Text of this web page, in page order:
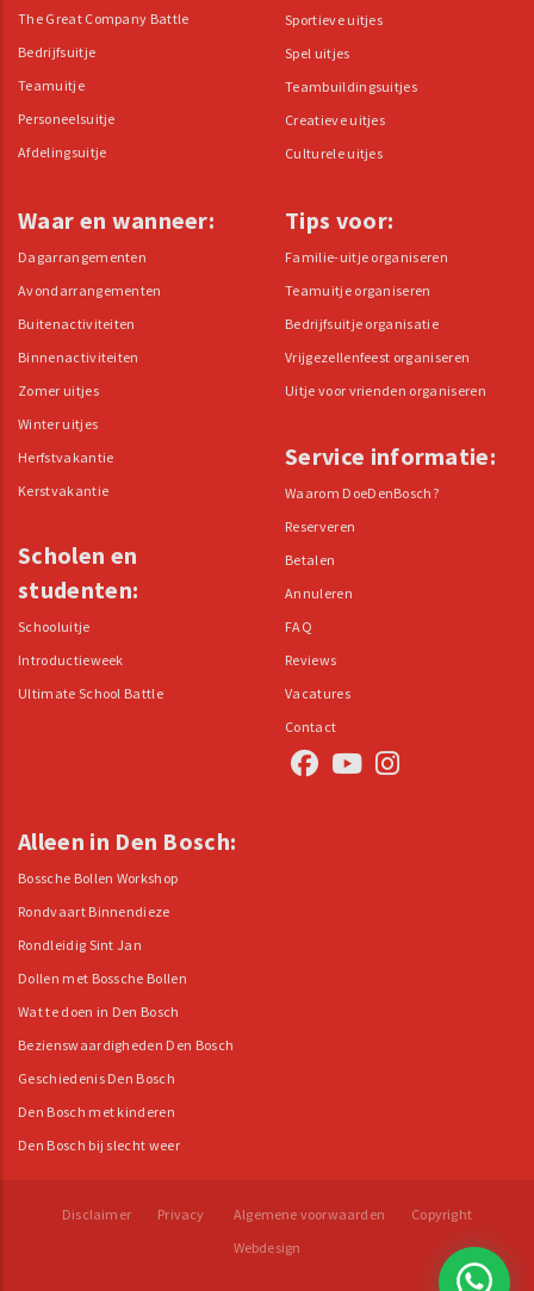
The Great Company Battle
Bedrijfsuitje
Teamuitje
Personeelsuitje
Afdelingsuitje
Sportieve uitjes
Spel uitjes
Teambuildingsuitjes
Creatieve uitjes
Culturele uitjes
Waar en wanneer:
Dagarrangementen
Avondarrangementen
Buitenactiviteiten
Binnenactiviteiten
Zomer uitjes
Winter uitjes
Herfstvakantie
Kerstvakantie
Scholen en
studenten:
Schooluitje
Introductieweek
Ultimate School Battle
Tips voor:
Familie-uitje organiseren
Teamuitje organiseren
Bedrijfsuitje organisatie
Vrijgezellenfeest organiseren
Uitje voor vrienden organiseren
Service informatie:
Waarom DoeDenBosch?
Reserveren
Betalen
Annuleren
FAQ
Reviews
Vacatures
Contact
Alleen in Den Bosch:
Bossche Bollen Workshop
Rondvaart Binnendieze
Rondleidig Sint Jan
Dollen met Bossche Bollen
Wat te doen in Den Bosch
Bezienswaardigheden Den Bosch
Geschiedenis Den Bosch
Den Bosch met kinderen
Den Bosch bij slecht weer
Disclaimer Privacy Algemene voorwaarden
Copyright
Webdesign